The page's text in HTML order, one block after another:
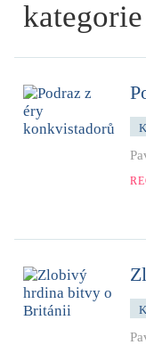
kategorie